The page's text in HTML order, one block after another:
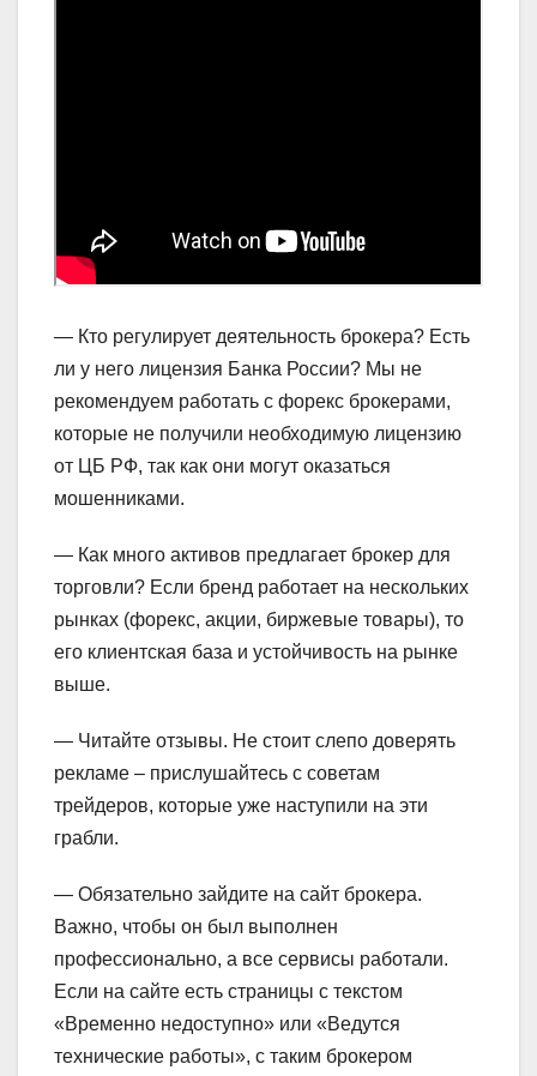
— Кто регулирует деятельность брокера? Есть
ли у него лицензия Банка России? Мы не
рекомендуем работать с форекс брокерами,
которые не получили необходимую лицензию
от ЦБ РФ, так как они могут оказаться
мошенниками.
— Как много активов предлагает брокер для
торговли? Если бренд работает на нескольких
рынках (форекс, акции, биржевые товары), то
его клиентская база и устойчивость на рынке
выше.
— Читайте отзывы. Не стоит слепо доверять
рекламе – прислушайтесь с советам
трейдеров, которые уже наступили на эти
грабли.
— Обязательно зайдите на сайт брокера.
Важно, чтобы он был выполнен
профессионально, а все сервисы работали.
Если на сайте есть страницы с текстом
«Временно недоступно» или «Ведутся
технические работы», с таким брокером